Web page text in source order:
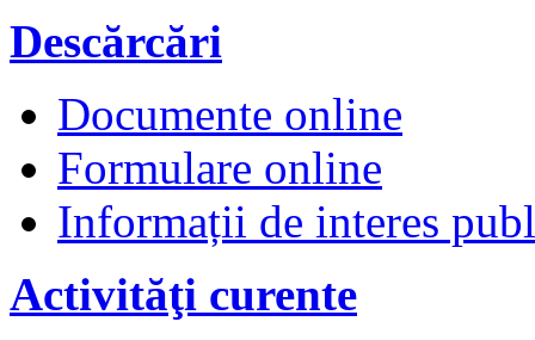
Descărcări
Documente online
Formulare online
Informații de interes
Activităţi curente